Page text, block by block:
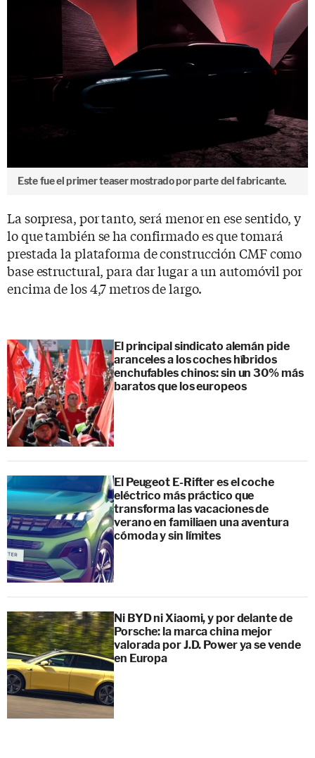
Este fue el primer teaser mostrado por parte del fabricante.
La sorpresa, por tanto, será menor en ese sentido, y
lo que también se ha confirmado es que tomará
prestada la plataforma de construcción CMF como
base estructural, para dar lugar a un automóvil por
encima de los 4,7 metros de largo.
El principal sindicato alemán pide
aranceles a los coches híbridos
enchufables chinos: sin un 30% más
baratos que los europeos
El Peugeot E-Rifter es el coche
eléctrico más práctico que
transforma las vacaciones de
verano en familiaen una aventura
cómoda y sin límites
Ni BYD ni Xiaomi, y por delante de
Porsche: la marca china mejor
valorada por J.D. Power ya se vende
en Europa